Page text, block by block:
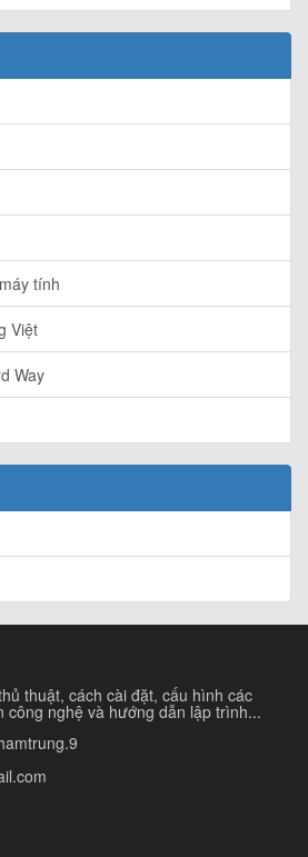
tính
Việt
Way
thuật, cách cài đặt, cấu hình các
công nghệ và hướng dẫn lập trình...